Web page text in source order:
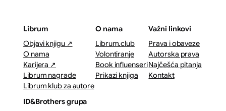
Librum
Objavi knjigu ↗
O nama
Karijera ↗
Librum nagrade
Librum klub za autore
O nama
Librum.club
Volontiranje
Book influenseri
Prikazi knjiga
Važni linkovi
Prava i obaveze
Autorska prava
Najčešća pitanja
Kontakt
ID&Brothers grupa